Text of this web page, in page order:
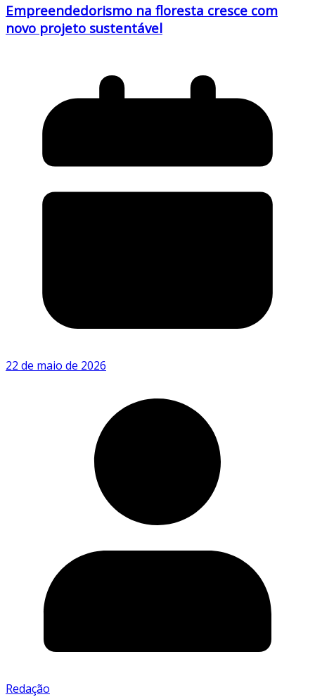
Empreendedorismo na floresta cresce com
novo projeto sustentável
22 de maio de 2026
Redação